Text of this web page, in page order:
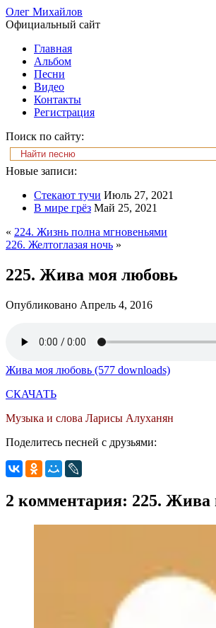
Олег Михайлов
Официальный сайт
Главная
Альбом
Песни
Видео
Контакты
Регистрация
Поиск по сайту:
Новые записи:
Стекают тучи Июль 27, 2021
В мире грёз Май 25, 2021
« 224. Жизнь полна мгновеньями
226. Желтоглазая ночь »
225. Жива моя любовь
Опубликовано Апрель 4, 2016
Жива моя любовь (577 downloads)
СКАЧАТЬ
Музыка и слова Ларисы Алуханян
Поделитесь песней с друзьями:
2 комментария: 225. Жива